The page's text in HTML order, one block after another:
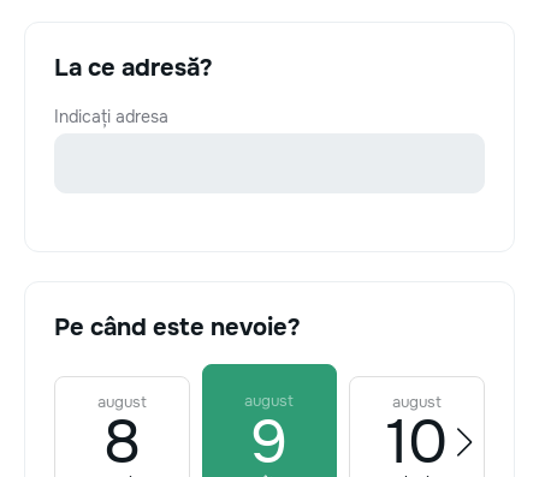
La ce adresă?
Indicați adresa
Pe când este nevoie?
august
8
august
9
august
10